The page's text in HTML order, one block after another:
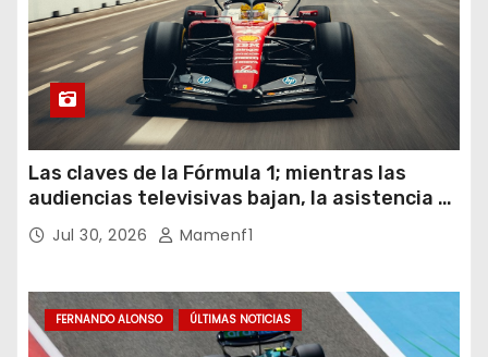
Las claves de la Fórmula 1; mientras las
audiencias televisivas bajan, la asistencia a
los circuitos suben y en España se nos
vienen sorpresas
Jul 30, 2026 Mamenf1
FERNANDO ALONSO ÚLTIMAS NOTICIAS